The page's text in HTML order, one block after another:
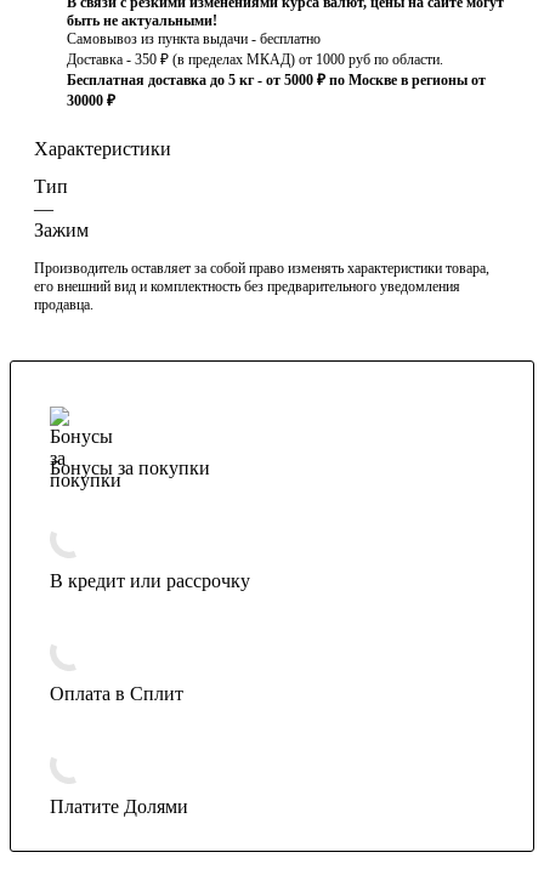
быть не актуальными!
Самовывоз из пункта выдачи - бесплатно
Доставка - 350 ₽ (в пределах МКАД) от 1000 руб по области.
Бесплатная доставка до 5 кг - от 5000 ₽ по Москве в регионы от
30000 ₽
Характеристики
Тип
—
Зажим
Производитель оставляет за собой право изменять характеристики товара,
его внешний вид и комплектность без предварительного уведомления
продавца.
Бонусы за покупки
В кредит или рассрочку
Оплата в Сплит
Платите Долями